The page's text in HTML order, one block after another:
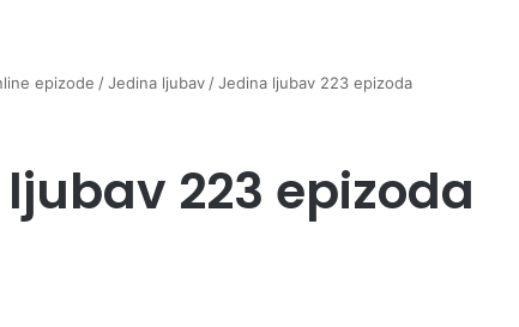
epizode /Jedina ljubav /Jedina ljubav 223 epizoda
223 epizoda